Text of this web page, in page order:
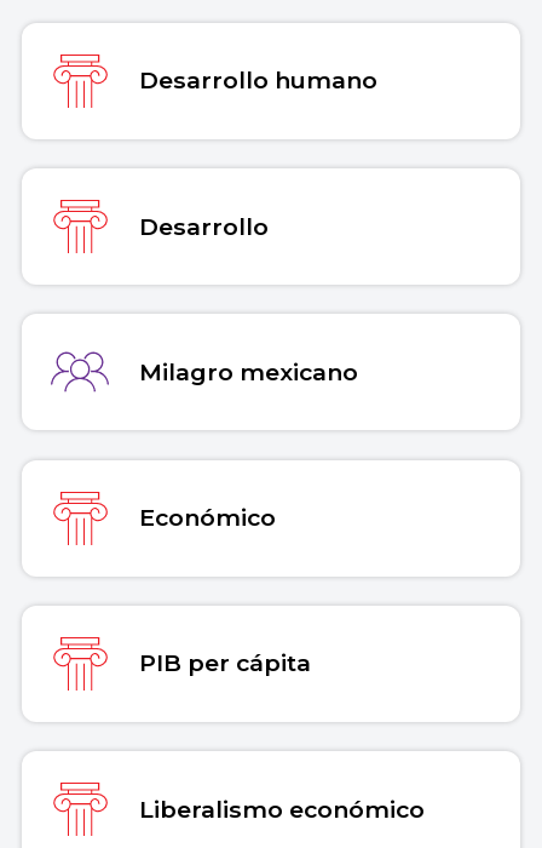
economico/.
Copiar citaDesarrollo humano
Desarrollo
Milagro mexicano
Económico
PIB per cápita
Liberalismo económico